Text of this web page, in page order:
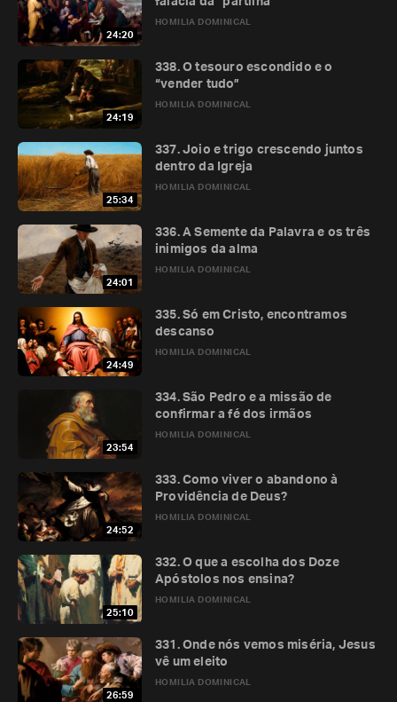
24:20
HOMILIA DOMINICAL
24:19
HOMILIA DOMINICAL
338. O tesouro escondido e o
“vender tudo”
25:34
HOMILIA DOMINICAL
337. Joio e trigo crescendo juntos
dentro da Igreja
24:01
HOMILIA DOMINICAL
336. A Semente da Palavra e os três
inimigos da alma
24:49
HOMILIA DOMINICAL
335. Só em Cristo, encontramos
descanso
23:54
HOMILIA DOMINICAL
334. São Pedro e a missão de
confirmar a fé dos irmãos
24:52
HOMILIA DOMINICAL
333. Como viver o abandono à
Providência de Deus?
25:10
HOMILIA DOMINICAL
332. O que a escolha dos Doze
Apóstolos nos ensina?
26:59
HOMILIA DOMINICAL
331. Onde nós vemos miséria, Jesus
vê um eleito